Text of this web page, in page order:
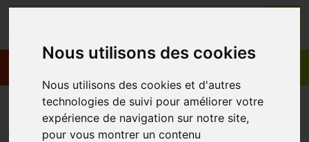
Nous utilisons des cookies
Nous utilisons des cookies et d'autres
technologies de suivi pour améliorer votre
expérience de navigation sur notre site,
pour vous montrer un contenu
Biatain Silicone Ag 7,5x7.5cm 3
BIATAIN